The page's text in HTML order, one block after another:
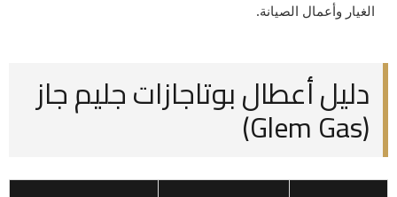
الغيار وأعمال الصيانة.
دليل أعطال بوتاجازات جليم جاز
(Glem Gas)